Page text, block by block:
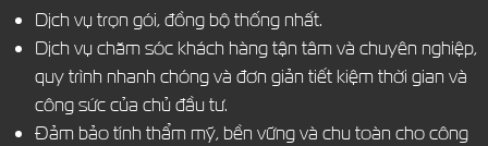
Dịch vụ trọn gói, đồng bộ thống nhất.
Dịch vụ chăm sóc khách hàng tận tâm và chuyên nghiệp,
quy trình nhanh chóng và đơn giản tiết kiệm thời gian và
công sức của chủ đầu tư.
Đảm bảo tính thẩm mỹ, bền vững và chu toàn cho công